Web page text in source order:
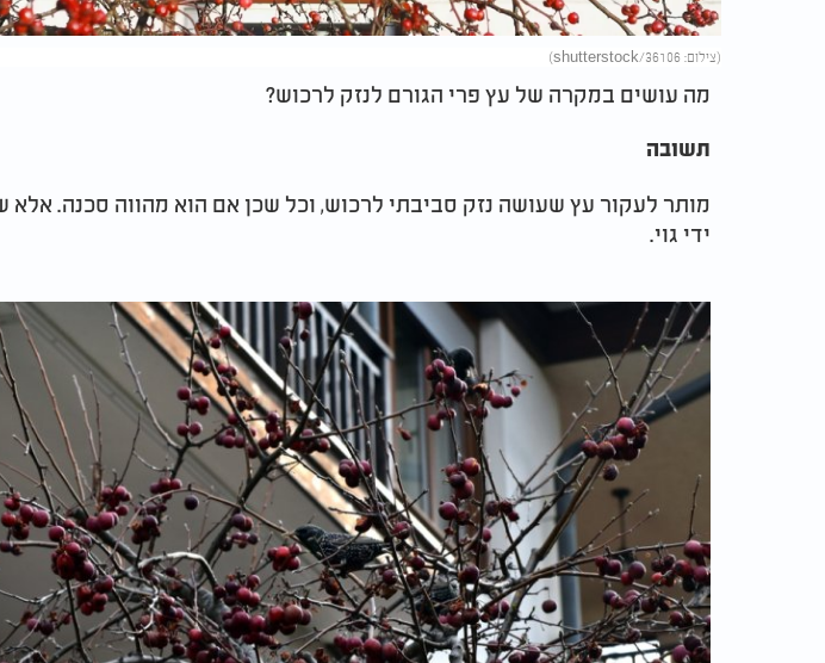
(צילום: 36106/shutterstock)
מה עושים במקרה של עץ פרי הגורם לנזק לרכוש?
תשובה
מותר לעקור עץ שעושה נזק סביבתי לרכוש, וכל שכן אם הוא מהווה סכנה. אלא
ידי גוי.